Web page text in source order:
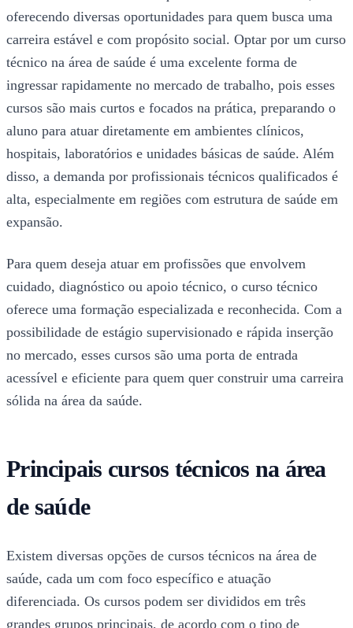
oferecendo diversas oportunidades para quem busca uma
carreira estável e com propósito social. Optar por um curso
técnico na área de saúde é uma excelente forma de
ingressar rapidamente no mercado de trabalho, pois esses
cursos são mais curtos e focados na prática, preparando o
aluno para atuar diretamente em ambientes clínicos,
hospitais, laboratórios e unidades básicas de saúde. Além
disso, a demanda por profissionais técnicos qualificados é
alta, especialmente em regiões com estrutura de saúde em
expansão.
Para quem deseja atuar em profissões que envolvem
cuidado, diagnóstico ou apoio técnico, o curso técnico
oferece uma formação especializada e reconhecida. Com a
possibilidade de estágio supervisionado e rápida inserção
no mercado, esses cursos são uma porta de entrada
acessível e eficiente para quem quer construir uma carreira
sólida na área da saúde.
Principais cursos técnicos na área
de saúde
Existem diversas opções de cursos técnicos na área de
saúde, cada um com foco específico e atuação
diferenciada. Os cursos podem ser divididos em três
grandes grupos principais, de acordo com o tipo de